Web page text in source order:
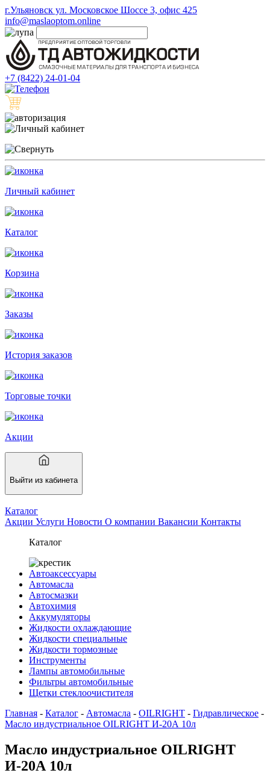
г.Ульяновск ул. Московское Шоссе 3, офис 425
info@maslaoptom.online
+7 (8422) 24-01-04
Личный кабинет
Каталог
Корзина
Заказы
История заказов
Торговые точки
Акции
Выйти из кабинета
Каталог
Акции Услуги Новости О компании Вакансии Контакты
Каталог
Автоаксессуары
Автомасла
Автосмазки
Автохимия
Аккумуляторы
Жидкости охлаждающие
Жидкости специальные
Жидкости тормозные
Инструменты
Лампы автомобильные
Фильтры автомобильные
Щетки стеклоочистителя
Главная - Каталог - Автомасла - OILRIGHT - Гидравлическое -
Масло индустриальное OILRIGHT И-20А 10л
Масло индустриальное OILRIGHT
И-20А 10л